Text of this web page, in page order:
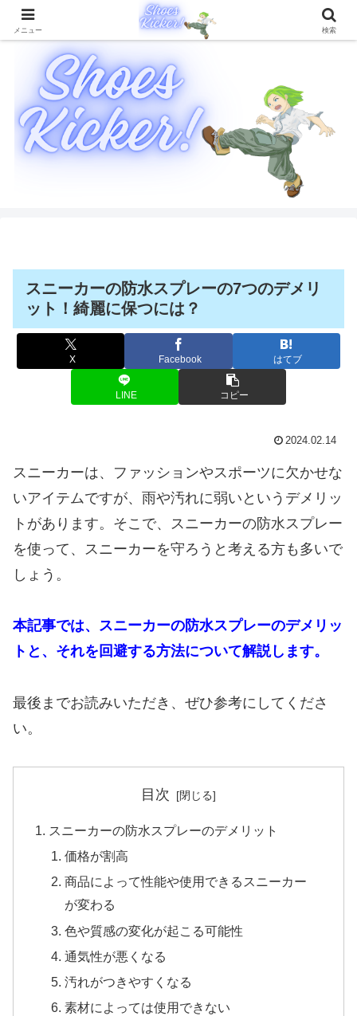
靴に関することを徹底的に解説したブログメディア
スニーカーの防水スプレーの7つのデメリ
ット！綺麗に保つには？
X Facebook はてブ
LINE コピー
2024.02.14
スニーカーは、ファッションやスポーツに欠かせな
いアイテムですが、雨や汚れに弱いというデメリッ
トがあります。そこで、スニーカーの防水スプレー
を使って、スニーカーを守ろうと考える方も多いで
しょう。
本記事では、スニーカーの防水スプレーのデメリッ
トと、それを回避する方法について解説します。
最後までお読みいただき、ぜひ参考にしてくださ
い。
目次
スニーカーの防水スプレーのデメリット
価格が割高
商品によって性能や使用できるスニーカー
が変わる
色や質感の変化が起こる可能性
通気性が悪くなる
汚れがつきやすくなる
素材によっては使用できない
メニュー 検索